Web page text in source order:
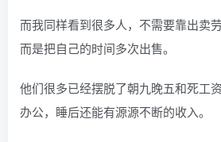
而我同样看到很多人，不需要靠出卖
而是把自己的时间多次出售。
他们很多已经摆脱了朝九晚五和死工
办公，睡后还能有源源不断的收入。